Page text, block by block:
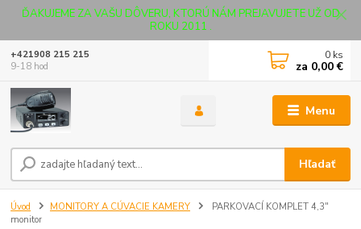
ĎAKUJEME ZA VAŠU DÔVERU, KTORÚ NÁM PREJAVUJETE UŽ OD
ROKU 2011 .
Menu
Hľadať
+421908 215 215
9-18 hod
0 ks
za 0,00 €
Úvod MONITORY A CÚVACIE KAMERY
PARKOVACÍ KOMPLET 4,3"
monitor